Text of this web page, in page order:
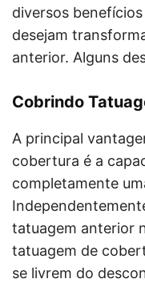
diversos
desejam
anterior. Alguns
Cobrindo
A principal
cobertura é a
completamente
tatuagem anterior
tatuagem de
se livrem do